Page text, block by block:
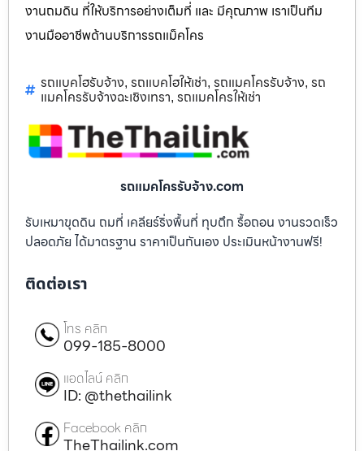
งานถมดิน ที่ให้บริการอย่างเต็มที่ และ มีคุณภาพ เราเป็นทีม
งานมืออาชีพด้านบริการรถแม็คโคร
รถแบคโฮรับจ้าง, รถแบคโฮให้เช่า, รถแมคโครรับจ้าง, รถ
แมคโครรับจ้างฉะเชิงเทรา, รถแมคโครให้เช่า
รถแมคโครรับจ้าง.com
รับเหมาขุดดิน ถมที่ เคลียร์ริ่งพื้นที่ ทุบตึก รื้อถอน งานรวดเร็ว
ปลอดภัย ได้มาตรฐาน ราคาเป็นกันเอง ประเมินหน้างานฟรี!
ติดต่อเรา
โทร คลิก
099-185-8000
แอดไลน์ คลิก
ID: @thethailink
Facebook คลิก
TheThailink.com